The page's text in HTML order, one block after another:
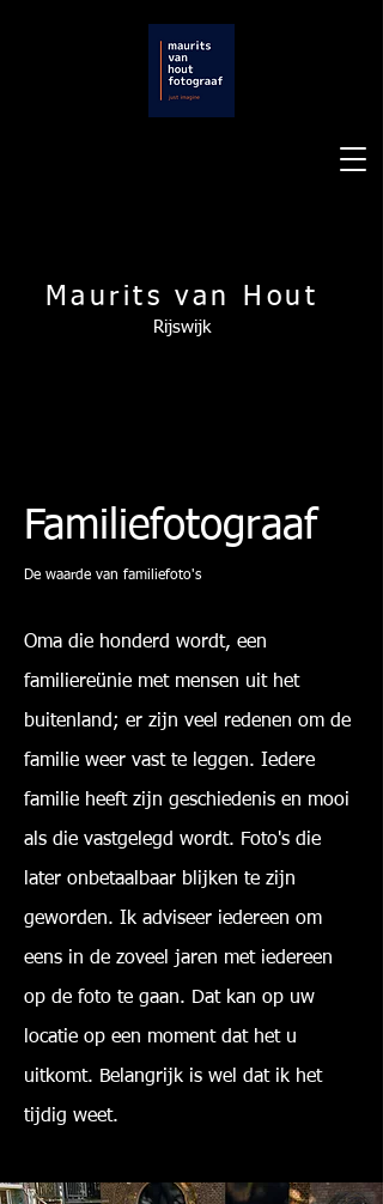
Maurits van Hout
Rijswijk
Familiefotograaf
De waarde van familiefoto's
Oma die honderd wordt, een
familiereünie met mensen uit het
buitenland; er zijn veel redenen om de
familie weer vast te leggen. Iedere
familie heeft zijn geschiedenis en mooi
als die vastgelegd wordt. Foto's die
later onbetaalbaar blijken te zijn
geworden. Ik adviseer iedereen om
eens in de zoveel jaren met iedereen
op de foto te gaan. Dat kan op uw
locatie op een moment dat het u
uitkomt. Belangrijk is wel dat ik het
tijdig weet.